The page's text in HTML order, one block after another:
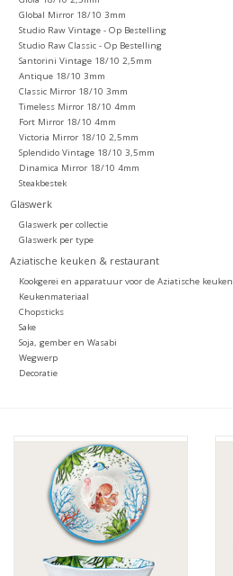
Global Mirror 18/10 3mm
Studio Raw Vintage - Op Bestelling
Studio Raw Classic - Op Bestelling
Santorini Vintage 18/10 2,5mm
Antique 18/10 3mm
Classic Mirror 18/10 3mm
Timeless Mirror 18/10 4mm
Fort Mirror 18/10 4mm
Victoria Mirror 18/10 2,5mm
Splendido Vintage 18/10 3,5mm
Dinamica Mirror 18/10 4mm
Steakbestek
Glaswerk
Glaswerk per collectie
Glaswerk per type
Aziatische keuken & restaurant
Kookgerei en apparatuur voor de Aziatische keuken
Keukenmateriaal
Chopsticks
Sake
Soja, gember en Wasabi
Wegwerp
Decoratie